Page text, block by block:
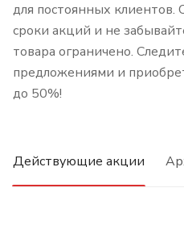
для постоянных
сроки акций и не
товара ограничено.
предложениями и
до 50%!
Действующие акции